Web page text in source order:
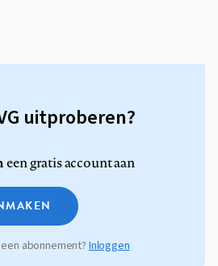
uitproberen?
een gratis account aan
abonnement? Inloggen